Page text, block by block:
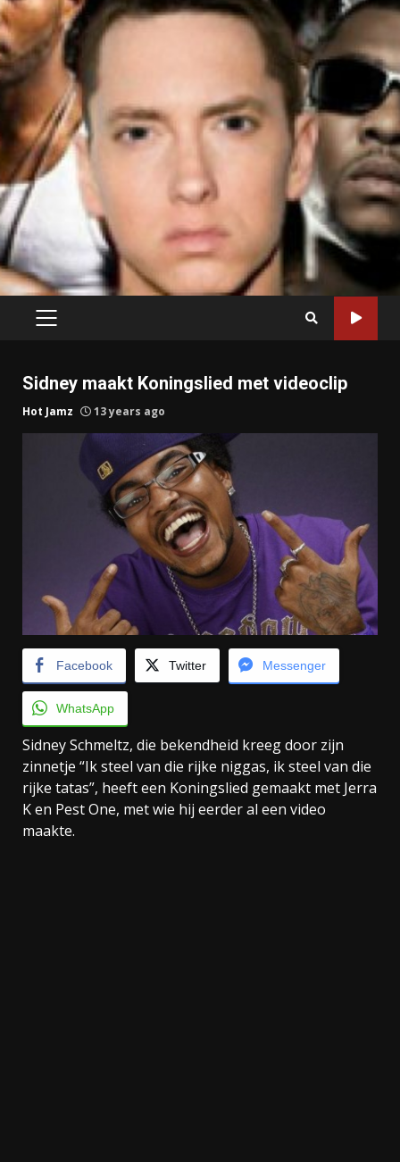
PRIMARY
Sidney maakt Koningslied met videoclip
Hot Jamz 13 years ago
Facebook Twitter Messenger
WhatsApp
Sidney Schmeltz, die bekendheid kreeg door zijn
zinnetje “Ik steel van die rijke niggas, ik steel van die
rijke tatas”, heeft een Koningslied gemaakt met Jerra
K en Pest One, met wie hij eerder al een video
maakte.